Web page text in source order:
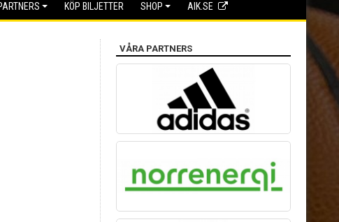
KÖP BILJETTER SHOP AIK.SE
VÅRA PARTNERS